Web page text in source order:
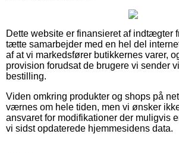
Dette website er finansieret af indtægter
tætte samarbejder med en hel del
af at vi markedsfører butikkernes varer,
provision forudsat de brugere vi sender
bestilling.
Viden omkring produkter og shops på
værnes om hele tiden, men vi ønsker
ansvaret for modifikationer der muligvis
vi sidst opdaterede hjemmesidens data.